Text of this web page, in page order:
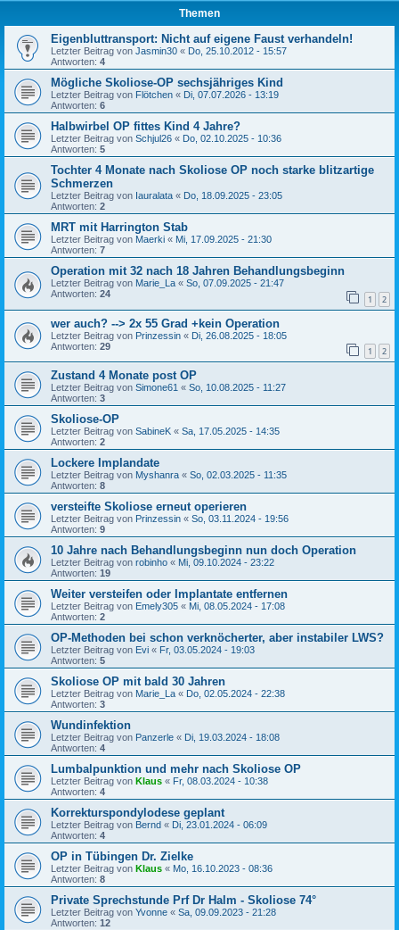
Themen
Eigenbluttransport: Nicht auf eigene Faust verhandeln!
Letzter Beitrag von Jasmin30 « Do, 25.10.2012 - 15:57
Antworten: 4
Mögliche Skoliose-OP sechsjähriges Kind
Letzter Beitrag von Flötchen « Di, 07.07.2026 - 13:19
Antworten: 6
Halbwirbel OP fittes Kind 4 Jahre?
Letzter Beitrag von Schjul26 « Do, 02.10.2025 - 10:36
Antworten: 5
Tochter 4 Monate nach Skoliose OP noch starke blitzartige
Schmerzen
Letzter Beitrag von Iauralata « Do, 18.09.2025 - 23:05
Antworten: 2
MRT mit Harrington Stab
Letzter Beitrag von Maerki « Mi, 17.09.2025 - 21:30
Antworten: 7
Operation mit 32 nach 18 Jahren Behandlungsbeginn
Letzter Beitrag von Marie_La « So, 07.09.2025 - 21:47
Antworten: 24 1 2
wer auch? --> 2x 55 Grad +kein Operation
Letzter Beitrag von Prinzessin « Di, 26.08.2025 - 18:05
Antworten: 29 1 2
Zustand 4 Monate post OP
Letzter Beitrag von Simone61 « So, 10.08.2025 - 11:27
Antworten: 3
Skoliose-OP
Letzter Beitrag von SabineK « Sa, 17.05.2025 - 14:35
Antworten: 2
Lockere Implandate
Letzter Beitrag von Myshanra « So, 02.03.2025 - 11:35
Antworten: 8
versteifte Skoliose erneut operieren
Letzter Beitrag von Prinzessin « So, 03.11.2024 - 19:56
Antworten: 9
10 Jahre nach Behandlungsbeginn nun doch Operation
Letzter Beitrag von robinho « Mi, 09.10.2024 - 23:22
Antworten: 19
Weiter versteifen oder Implantate entfernen
Letzter Beitrag von Emely305 « Mi, 08.05.2024 - 17:08
Antworten: 2
OP-Methoden bei schon verknöcherter, aber instabiler LWS?
Letzter Beitrag von Evi « Fr, 03.05.2024 - 19:03
Antworten: 5
Skoliose OP mit bald 30 Jahren
Letzter Beitrag von Marie_La « Do, 02.05.2024 - 22:38
Antworten: 3
Wundinfektion
Letzter Beitrag von Panzerle « Di, 19.03.2024 - 18:08
Antworten: 4
Lumbalpunktion und mehr nach Skoliose OP
Letzter Beitrag von Klaus « Fr, 08.03.2024 - 10:38
Antworten: 4
Korrekturspondylodese geplant
Letzter Beitrag von Bernd « Di, 23.01.2024 - 06:09
Antworten: 4
OP in Tübingen Dr. Zielke
Letzter Beitrag von Klaus « Mo, 16.10.2023 - 08:36
Antworten: 8
Private Sprechstunde Prf Dr Halm - Skoliose 74°
Letzter Beitrag von Yvonne « Sa, 09.09.2023 - 21:28
Antworten: 12